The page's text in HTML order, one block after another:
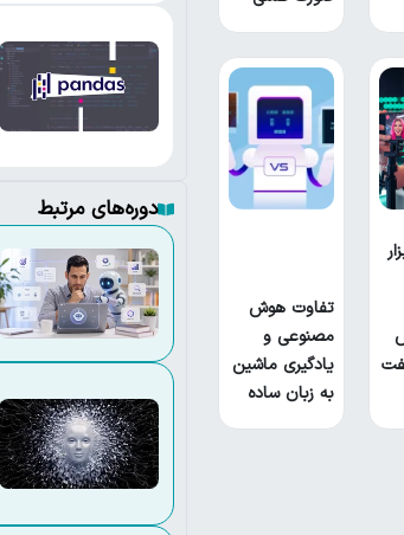
۹ ابزار
تفاوت هوش
مصنوعی و
یادگیری ماشین
به زبان ساده
دوره‌های مرتبط